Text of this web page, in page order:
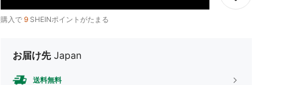
購入で 9 SHEINポイントがたまる
お届け先 Japan
送料無料